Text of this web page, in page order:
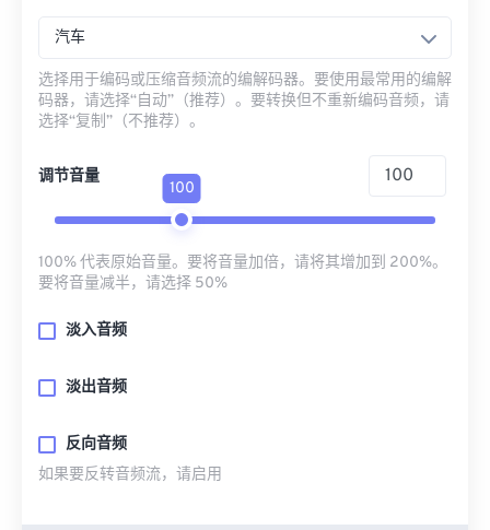
汽车
选择用于编码或压缩音频流的编解码器。要使用最常用的编解
码器，请选择“自动”（推荐）。要转换但不重新编码音频，请
选择“复制”（不推荐）。
调节音量
100
100% 代表原始音量。要将音量加倍，请将其增加到 200%。
要将音量减半，请选择 50%
淡入音频
淡出音频
反向音频
如果要反转音频流，请启用